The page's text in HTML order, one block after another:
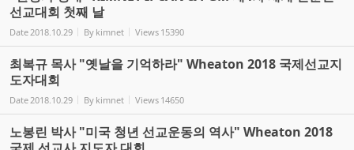
선교대회 첫째 날
Date2018.10.29 By kimnet Views 15390
최복규 목사 "옛날을 기억하라" Wheaton 2018 국제선교지
도자대회
Date2018.10.29 By kimnet Views 14650
노봉린 박사 "미국 청년 선교운동의 역사" Wheaton 2018